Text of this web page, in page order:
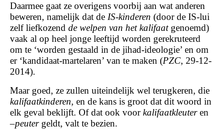
Daarmee gaat ze overigens voorbij aan wat anderen
beweren, namelijk dat de IS-kinderen (door de IS-lui
zelf liefkozend de welpen van het kalifaatgenoemd)
vaak al op heel jonge leeftijd worden gerekruteerd
om te ‘worden gestaald in de jihad-ideologie’ en om
er ‘kandidaat-martelaren’ van te maken (PZC, 29-12-
2014).
Maar goed, ze zullen uiteindelijk wel terugkeren, die
kalifaatkinderen, en de kans is groot dat dit woord in
elk geval beklijft. Of dat ook voorkalifaatkleuteren
–peutergeldt, valt te bezien.